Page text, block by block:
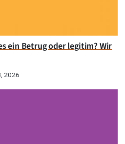
ein Betrug oder legitim? Wir
2026